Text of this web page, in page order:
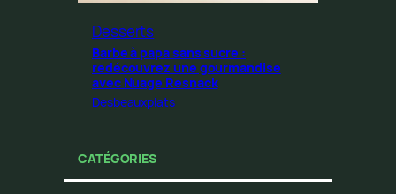
Desserts
Barbe à papa sans sucre :
redécouvrez une gourmandise
avec Nuage Resnack
Desbeauxplats
CATÉGORIES